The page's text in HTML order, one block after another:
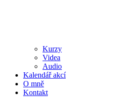
Kurzy
Videa
Audio
Kalendář akcí
O mně
Kontakt